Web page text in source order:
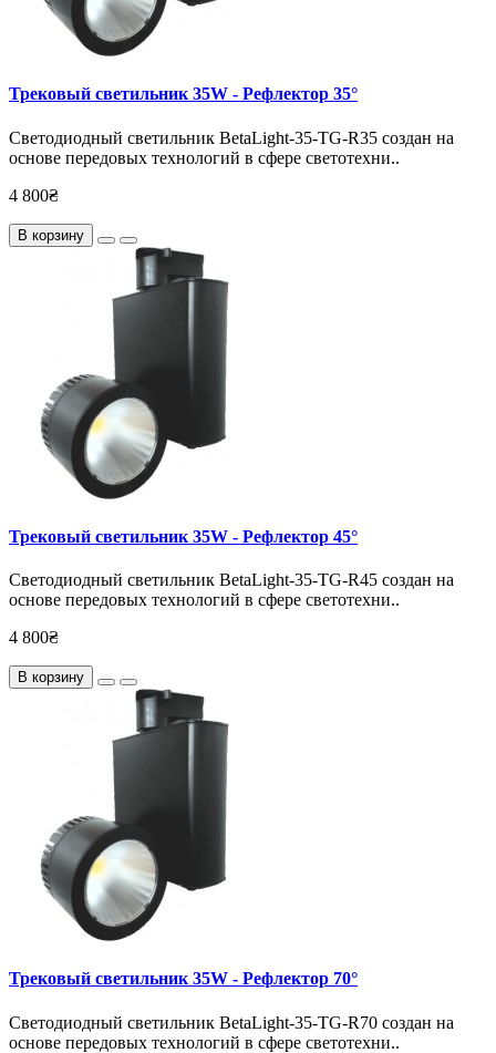
Трековый светильник 35W - Рефлектор 35°
Светодиодный светильник BetaLight-35-TG-R35 создан на
основе передовых технологий в сфере светотехни..
4 800₴
В корзину
Трековый светильник 35W - Рефлектор 45°
Светодиодный светильник BetaLight-35-TG-R45 создан на
основе передовых технологий в сфере светотехни..
4 800₴
В корзину
Трековый светильник 35W - Рефлектор 70°
Светодиодный светильник BetaLight-35-TG-R70 создан на
основе передовых технологий в сфере светотехни..